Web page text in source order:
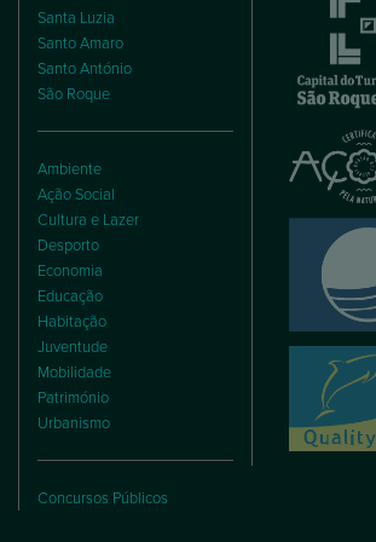
Santa Luzia
Santo Amaro
Santo António
São Roque
Ambiente
Ação Social
Cultura e Lazer
Desporto
Economia
Educação
Habitação
Juventude
Mobilidade
Património
Urbanismo
Concursos Públicos